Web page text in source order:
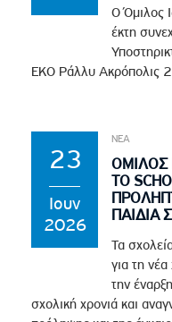
Ο Όμιλος
έκτη
EKO Ράλλυ Ακρόπολις
23
Ιουν
2026
ΝΕΑ
ΟΜΙΛΟΣ
TO
ΠΑΙΔΙΑ
Τα
για τη
την
σχολική χρονιά και